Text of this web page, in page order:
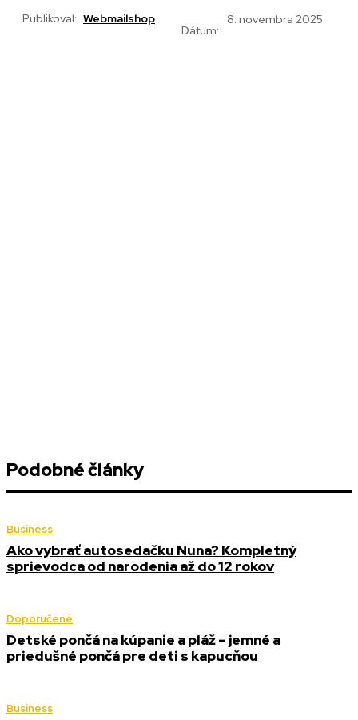
Publikoval: Webmailshop
Dátum:
8. novembra 2025
Podobné články
Business
Ako vybrať autosedačku Nuna? Kompletný
sprievodca od narodenia až do 12 rokov
Doporučené
Detské pončá na kúpanie a pláž – jemné a
priedušné pončá pre deti s kapucňou
Business